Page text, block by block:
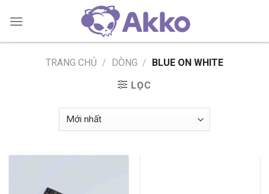
TRANG CHỦ / DÒNG / BLUE ON WHITE
LỌC